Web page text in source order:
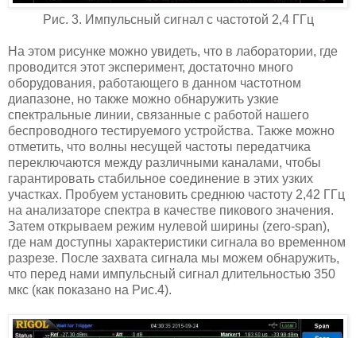
Рис. 3. Импульсный сигнал с частотой 2,4 ГГц
На этом рисунке можно увидеть, что в лаборатории, где
проводится этот эксперимент, достаточно много
оборудования, работающего в данном частотном
диапазоне, но также можно обнаружить узкие
спектральные линии, связанные с работой нашего
беспроводного тестируемого устройства. Также можно
отметить, что волны несущей частоты передатчика
переключаются между различными каналами, чтобы
гарантировать стабильное соединение в этих узких
участках. Пробуем установить среднюю частоту 2,42 ГГц
на анализаторе спектра в качестве пикового значения.
Затем открываем режим нулевой ширины (zero-span),
где нам доступны характеристики сигнала во временном
разрезе. После захвата сигнала мы можем обнаружить,
что перед нами импульсный сигнал длительностью 350
мкс (как показано на Рис.4).